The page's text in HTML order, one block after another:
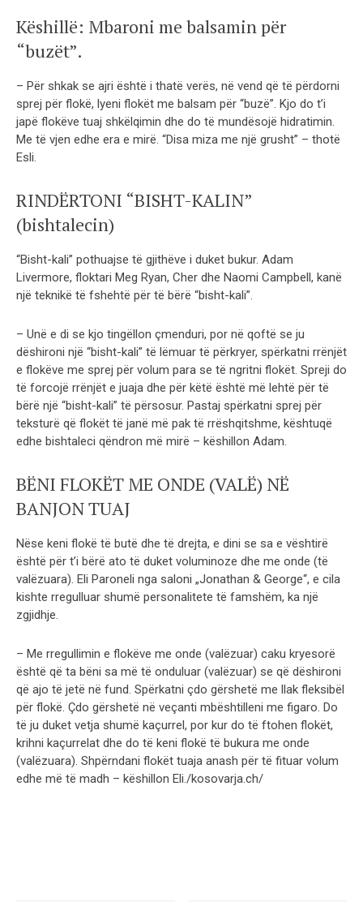
Këshillë: Mbaroni me balsamin për
“buzët”.
– Për shkak se ajri është i thatë verës, në vend që të përdorni
sprej për flokë, lyeni flokët me balsam për “buzë”. Kjo do t’i
japë flokëve tuaj shkëlqimin dhe do të mundësojë hidratimin.
Me të vjen edhe era e mirë. “Disa miza me një grusht” – thotë
Esli.
RINDËRTONI “BISHT-KALIN”
(bishtalecin)
“Bisht-kali” pothuajse të gjithëve i duket bukur. Adam
Livermore, floktari Meg Ryan, Cher dhe Naomi Campbell, kanë
një teknikë të fshehtë për të bërë “bisht-kali”.
– Unë e di se kjo tingëllon çmenduri, por në qoftë se ju
dëshironi një “bisht-kali” të lëmuar të përkryer, spërkatni rrënjët
e flokëve me sprej për volum para se të ngritni flokët. Spreji do
të forcojë rrënjët e juaja dhe për këtë është më lehtë për të
bërë një “bisht-kali” të përsosur. Pastaj spërkatni sprej për
teksturë që flokët të janë më pak të rrëshqitshme, kështuqë
edhe bishtaleci qëndron më mirë – këshillon Adam.
BËNI FLOKËT ME ONDE (VALË) NË
BANJON TUAJ
Nëse keni flokë të butë dhe të drejta, e dini se sa e vështirë
është për t’i bërë ato të duket voluminoze dhe me onde (të
valëzuara). Eli Paroneli nga saloni „Jonathan & George“, e cila
kishte rregulluar shumë personalitete të famshëm, ka një
zgjidhje.
– Me rregullimin e flokëve me onde (valëzuar) caku kryesorë
është që ta bëni sa më të onduluar (valëzuar) se që dëshironi
që ajo të jetë në fund. Spërkatni çdo gërshetë me llak fleksibël
për flokë. Çdo gërshetë në veçanti mbështilleni me figaro. Do
të ju duket vetja shumë kaçurrel, por kur do të ftohen flokët,
krihni kaçurrelat dhe do të keni flokë të bukura me onde
(valëzuara). Shpërndani flokët tuaja anash për të fituar volum
edhe më të madh – këshillon Eli./kosovarja.ch/